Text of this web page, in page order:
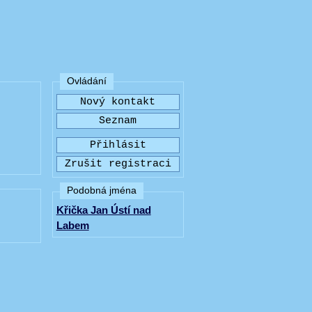
Ovládání
Podobná jména
Křička Jan Ústí nad
Labem